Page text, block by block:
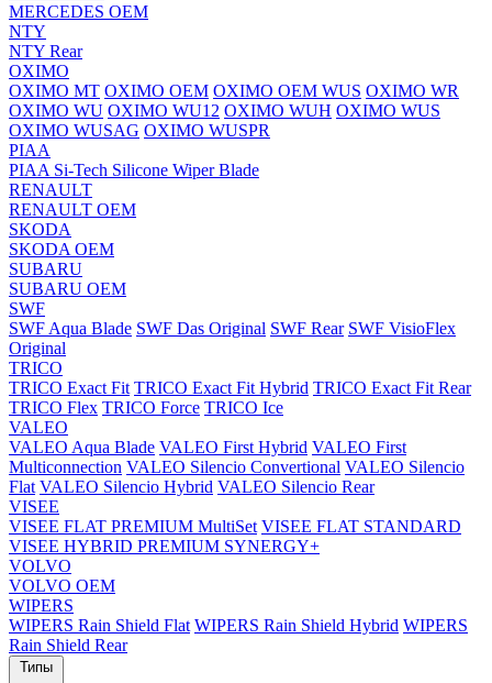
MERCEDES OEM
NTY
NTY Rear
OXIMO
OXIMO MT OXIMO OEM OXIMO OEM WUS OXIMO WR
OXIMO WU OXIMO WU12 OXIMO WUH OXIMO WUS
OXIMO WUSAG OXIMO WUSPR
PIAA
PIAA Si-Tech Silicone Wiper Blade
RENAULT
RENAULT OEM
SKODA
SKODA OEM
SUBARU
SUBARU OEM
SWF
SWF Aqua Blade SWF Das Original SWF Rear SWF VisioFlex
Original
TRICO
TRICO Exact Fit TRICO Exact Fit Hybrid TRICO Exact Fit Rear
TRICO Flex TRICO Force TRICO Ice
VALEO
VALEO Aqua Blade VALEO First Hybrid VALEO First
Multiconnection VALEO Silencio Convertional VALEO Silencio
Flat VALEO Silencio Hybrid VALEO Silencio Rear
VISEE
VISEE FLAT PREMIUM MultiSet VISEE FLAT STANDARD
VISEE HYBRID PREMIUM SYNERGY+
VOLVO
VOLVO OEM
WIPERS
WIPERS Rain Shield Flat WIPERS Rain Shield Hybrid WIPERS
Rain Shield Rear
Типы